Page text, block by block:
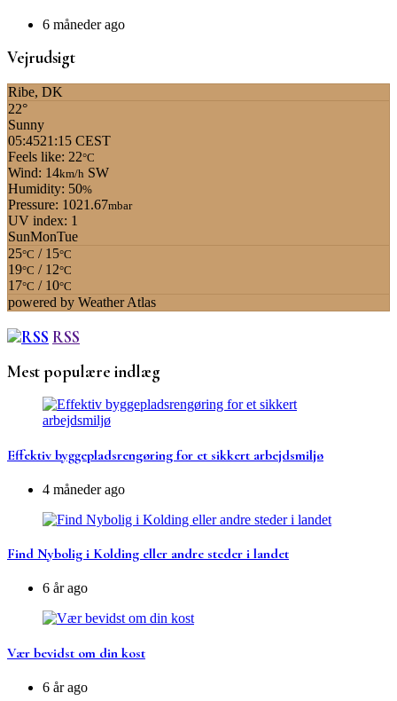
6 måneder ago
Vejrudsigt
Ribe, DK
22°
Sunny
05:4521:15 CEST
Feels like: 22°C
Wind: 14km/h SW
Humidity: 50%
Pressure: 1021.67mbar
UV index: 1
SunMonTue
25°C / 15°C
19°C / 12°C
17°C / 10°C
powered by Weather Atlas
RSS
Mest populære indlæg
Effektiv byggepladsrengøring for et sikkert arbejdsmiljø
4 måneder ago
Find Nybolig i Kolding eller andre steder i landet
6 år ago
Vær bevidst om din kost
6 år ago